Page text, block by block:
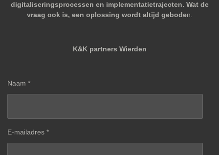
digitaliseringsprocessen en implementatietrajecten. Wat de
vraag ook is, een oplossing wordt altijd geboden.
K&K partners Wierden
Naam *
E-mailadres *